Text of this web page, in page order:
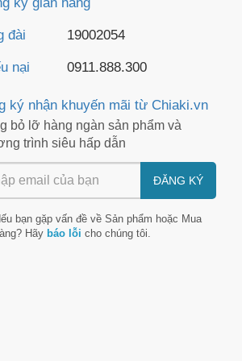
môi trường, giúp mắt luôn sáng và
dẻo dai của xương khớp. Ngăn ngừa
mạch, máu lưu thông kém, nhồi
collagen Đức rất được lòng các tín
canxi tốt cho xương khớp, có loại có
sản phẩm có vấn đề.
bạn không bị dị ứng và tránh được
đài 19002054
nại 0911.888.300
ký nhận khuyến mãi từ Chiaki.vn
bỏ lỡ hàng ngàn sản phẩm và
trình siêu hấp dẫn
ĐĂNG KÝ
bạn gặp vấn đề về Sản phẩm hoặc Mua
? Hãy báo lỗi cho chúng tôi.